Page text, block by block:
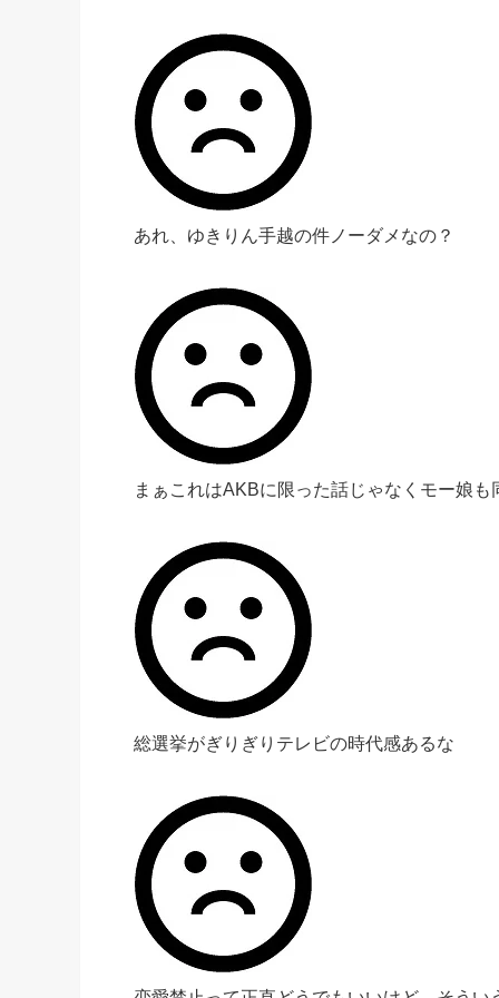
あれ、ゆきりん手越の件ノーダメなの？
まぁこれはAKBに限った話じゃなくモー娘
総選挙がぎりぎりテレビの時代感あるな